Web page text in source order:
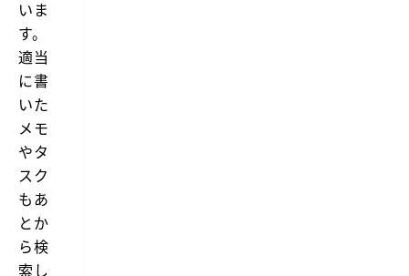
いま
す。
適当
に書
いた
メモ
やタ
スク
もあ
とか
ら検
索し